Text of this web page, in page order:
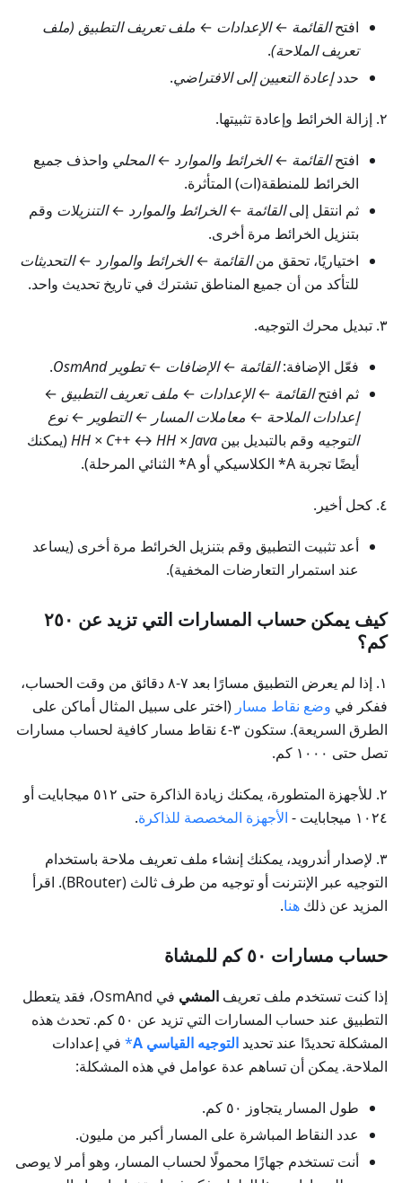
افتحالقائمة ←الإعدادات ← ملف تعريف التطبيق (ملف
تعريف الملاحة).
حددإعادة التعيين إلى الافتراضي.
٢. إزالة الخرائط وإعادة تثبيتها.
افتحالقائمة ←الخرائط والموارد ←المحلي واحذف جميع
الخرائط للمنطقة(ات) المتأثرة.
ثم انتقل إلىالقائمة ←الخرائط والموارد ←التنزيلات وقم
بتنزيل الخرائط مرة أخرى.
اختياريًا، تحقق منالقائمة ←الخرائط والموارد ←التحديثات
للتأكد من أن جميع المناطق تشترك في تاريخ تحديث واحد.
٣. تبديل محرك التوجيه.
فعّل الإضافة:القائمة ←الإضافات ←تطوير OsmAnd
.
ثم افتحالقائمة ←الإعدادات ← ملف تعريف التطبيق ←
إعدادات الملاحة ← معاملات المسار ←التطوير ←نوع
التوجيه وقم بالتبديل بين HH × C++ ↔ HH × Java
(يمكنك
أيضًا تجربة A* الكلاسيكي أو A* الثنائي المرحلة).
٤. كحل أخير.
أعد تثبيت التطبيق وقم بتنزيل الخرائط مرة أخرى (يساعد
عند استمرار التعارضات المخفية).
كيف يمكن حساب المسارات التي تزيد عن ٢٥٠
كم؟
١. إذا لم يعرض التطبيق مسارًا بعد ٧-٨ دقائق من وقت الحساب،
ففكر في وضع نقاط مسار (اختر على سبيل المثال أماكن على
الطرق السريعة). ستكون ٣-٤ نقاط مسار كافية لحساب مسارات
تصل حتى ١٠٠٠ كم.
٢. للأجهزة المتطورة، يمكنك زيادة الذاكرة حتى ٥١٢ ميجابايت أو
١٠٢٤ ميجابايت -
الأجهزة المخصصة للذاكرة.
٣. لإصدار أندرويد، يمكنك إنشاء ملف تعريف ملاحة باستخدام
التوجيه عبر الإنترنت أو توجيه من طرف ثالث (BRouter). اقرأ
المزيد عن ذلك هنا.
حساب مسارات ٥٠ كم للمشاة
إذا كنت تستخدم ملف تعريف المشي
في OsmAnd، فقد يتعطل
التطبيق عند حساب المسارات التي تزيد عن ٥٠ كم. تحدث هذه
المشكلة تحديدًا عند تحديد التوجيه القياسي A * في إعدادات
الملاحة. يمكن أن تساهم عدة عوامل في هذه المشكلة:
طول المسار يتجاوز ٥٠ كم.
عدد النقاط المباشرة على المسار أكبر من مليون.
أنت تستخدم جهازًا محمولًا لحساب المسار، وهو أمر لا يوصى